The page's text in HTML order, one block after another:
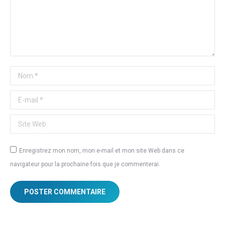
Nom *
E-mail *
Site Web
Enregistrez mon nom, mon e-mail et mon site Web dans ce
navigateur pour la prochaine fois que je commenterai.
POSTER COMMENTAIRE